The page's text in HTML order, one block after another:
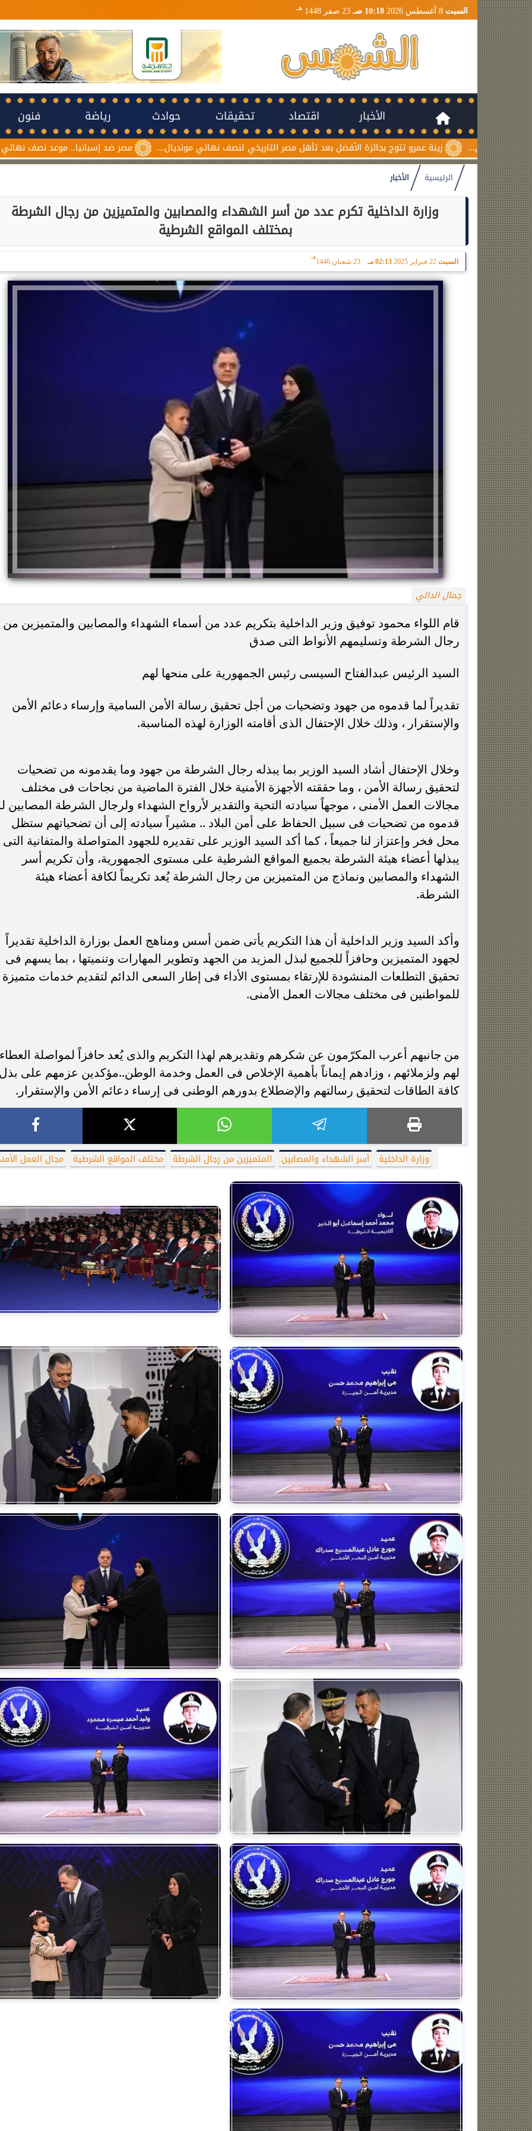
السبت 10:18 صـ 23 صفر 1448 هـ
الأخبار اقتصاد تحقيقات حوادث رياضة فنون
مصر ضد إسبانيا.. موعد نصف نهائي مونديال ناشئات زينة عمرو تتوج بجائزة الأفضل بعد تأهل مصر التاريخي لنصف نهائي مونديال...
الرئيسية الأخبار
وزارة الداخلية تكرم عدد من أسر الشهداء والمصابين والمتميزين من رجال الشرطة
بمختلف المواقع الشرطية
السبت 22 فبراير 2025 02:13 مـ 23 شعبان 1446
هـ
جمال الدالي
قام اللواء محمود توفيق وزير الداخلية بتكريم عدد من أسماء الشهداء والمصابين والمتميزين من
رجال الشرطة وتسليمهم الأنواط التى صدق
السيد الرئيس عبدالفتاح السيسى رئيس الجمهورية على منحها لهم
تقديراً لما قدموه من جهود وتضحيات من أجل تحقيق رسالة الأمن السامية وإرساء دعائم الأمن
والإستقرار ، وذلك خلال الإحتفال الذى أقامته الوزارة لهذه المناسبة.
وخلال الإحتفال أشاد السيد الوزير بما يبذله رجال الشرطة من جهود وما يقدمونه من تضحيات
لتحقيق رسالة الأمن ، وما حققته الأجهزة الأمنية خلال الفترة الماضية من نجاحات فى مختلف
مجالات العمل الأمنى ، موجهاً سيادته التحية والتقدير لأرواح الشهداء ولرجال الشرطة المصابين
قدموه من تضحيات فى سبيل الحفاظ على أمن البلاد .. مشيراً سيادته إلى أن تضحياتهم ستظل
محل فخر وإعتزاز لنا جميعاً ، كما أكد السيد الوزير على تقديره للجهود المتواصلة والمتفانية التى
يبذلها أعضاء هيئة الشرطة بجميع المواقع الشرطية على مستوى الجمهورية، وأن تكريم أسر
الشهداء والمصابين ونماذج من المتميزين من رجال الشرطة يُعد تكريماً لكافة أعضاء هيئة
الشرطة.
وأكد السيد وزير الداخلية أن هذا التكريم يأتى ضمن أسس ومناهج العمل بوزارة الداخلية تقديراً
لجهود المتميزين وحافزاً للجميع لبذل المزيد من الجهد وتطوير المهارات وتنميتها ، بما يسهم فى
تحقيق التطلعات المنشودة للإرتقاء بمستوى الأداء فى إطار السعى الدائم لتقديم خدمات متميزة
للمواطنين فى مختلف مجالات العمل الأمنى.
من جانبهم أعرب المكرّمون عن شكرهم وتقديرهم لهذا التكريم والذى يُعد حافزاً لمواصلة العطاء
لهم ولزملائهم ، وزادهم إيماناً بأهمية الإخلاص فى العمل وخدمة الوطن..مؤكدين عزمهم على
كافة الطاقات لتحقيق رسالتهم والإضطلاع بدورهم الوطنى فى إرساء دعائم الأمن والإستقرار.
وزارة الداخلية أسر الشهداء والمصابين المتميزين من رجال الشرطة مختلف المواقع الشرطية مجال العمل
زينة عمرو تتوج بجائزة الأفضل بعد تأهل مصر
التاريخي لنصف نهائي مونديال...
التأهل التاريخي إلى نصف نهائي...